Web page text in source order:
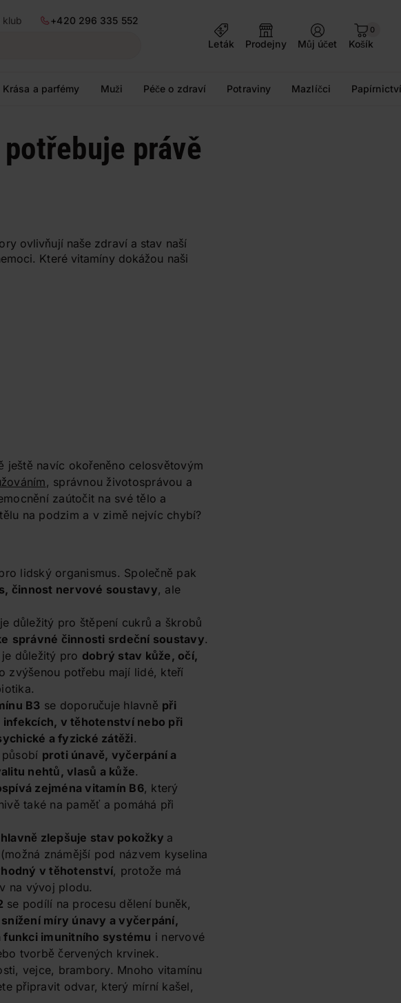
klub
+420 296 335 552
Leták
Prodejny Můj účet
0
Košík
Krása a parfémy Muži Péče o zdraví Potraviny Mazlíčci
právě
ovlivňují naše zdraví a stav naší
Které vitamíny dokážou naši
navíc okořeněno celosvětovým
, správnou životosprávou a
zaútočit na své tělo a
na podzim a v zimě nejvíc chybí?
lidský organismus. Společně pak
činnost nervové soustavy, ale
je důležitý pro štěpení cukrů a škrobů
správné činnosti srdeční soustavy.
je důležitý pro dobrý stav kůže, očí,
zvýšenou potřebu mají lidé, kteří
B3 se doporučuje hlavně při
infekcích, v těhotenství nebo při
a fyzické zátěži.
působí proti únavě, vyčerpání a
nehtů, vlasů a kůže.
zejména vitamín B6, který
také na paměť a pomáhá při
zlepšuje stav pokožky a
(možná známější pod názvem kyselina
v těhotenství, protože má
na vývoj plodu.
se podílí na procesu dělení buněk,
míry únavy a vyčerpání,
funkci imunitního systému i nervové
tvorbě červených krvinek.
vejce, brambory. Mnoho vitamínu
připravit odvar, který mírní kašel,